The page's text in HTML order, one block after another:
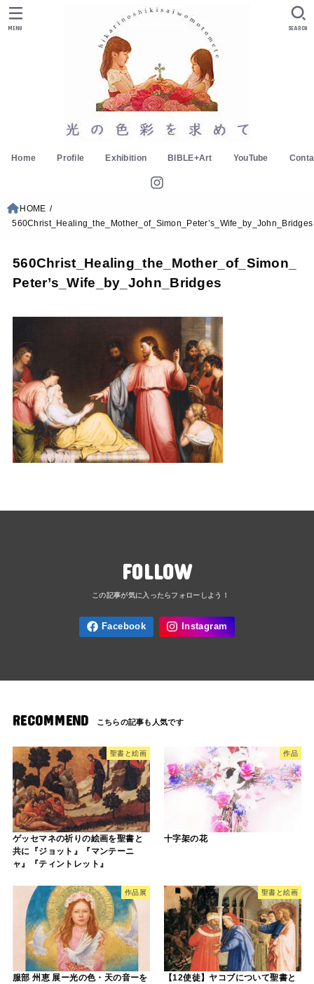
Home Profile Exhibition BIBLE+Art YouTube
SEARCH
MENU
HOME
560Christ_Healing_the_Mother_of_Simon_Peter’s_Wife_by_John_Bridges
560Christ_Healing_the_Mother_of_Simon_
Peter’s_Wife_by_John_Bridges
FOLLOW
RECOMMEND
聖書と絵画
ゲッセマネの祈りの絵画を聖書と
共に『ジョット』『マンテーニ
ャ』『ティントレット』
作品
十字架の花
作品展
服部 州恵 展ー光の色・天の音ーを
聖書と絵画
【12使徒】ヤコブについて聖書と